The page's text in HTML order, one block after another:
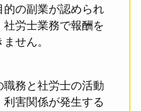
的の副業が認められ
社労士業務で報酬を
せん。
職務と社労士の活動
利害関係が発生する